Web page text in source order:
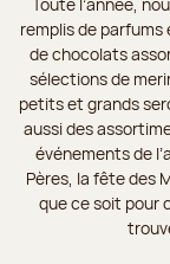
remplis de
de chocolats
sélections de
petits et grands
aussi des
événements de
Pères, la fête des
que ce soit pour